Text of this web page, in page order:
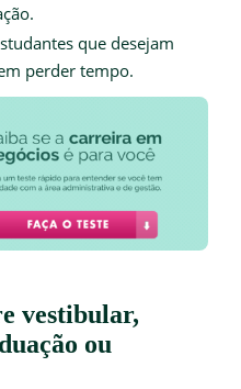
que desejam
perder tempo.
vestibular,
ou